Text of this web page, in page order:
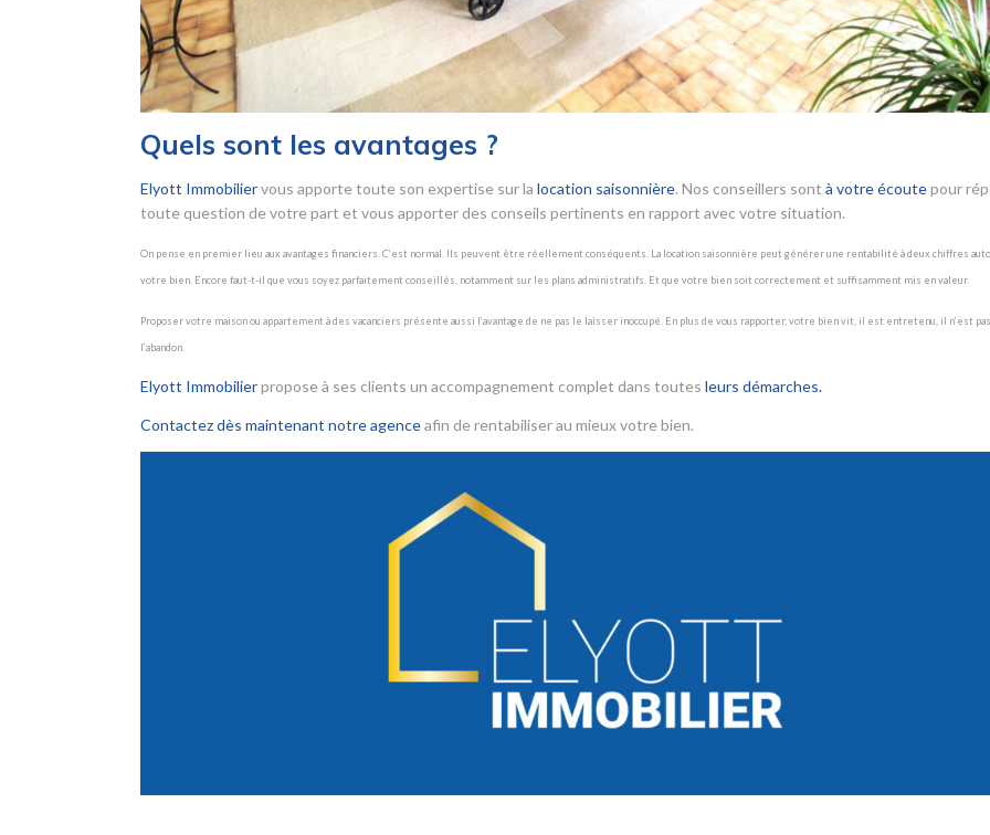
Quels sont les avantages ?
Elyott Immobiliervous apporte toute son expertise sur la location saisonnière. Nos conseillers sont à votre écoutepour
toute question de votre part et vous apporter des conseils pertinents en rapport avec votre situation.
On pense en premier lieu aux avantages financiers. C’est normal. Ils peuvent être réellement conséquents. La location saisonnière peut générer une rentabilité à deux chiffres
votre bien. Encore faut-t-il que vous soyez parfaitement conseillés, notamment sur les plans administratifs. Et que votre bien soit correctement et suffisamment mis en valeur.
Proposer votre maison ou appartement à des vacanciers présente aussi l’avantage de ne pas le laisser inoccupé. En plus de vous rapporter, votre bien vit, il est entretenu, il n’est
l’abandon.
Elyott Immobilierpropose à ses clients un accompagnement complet dans toutes leurs démarches.
Contactez dès maintenant notre agenceafin de rentabiliser au mieux votre bien.